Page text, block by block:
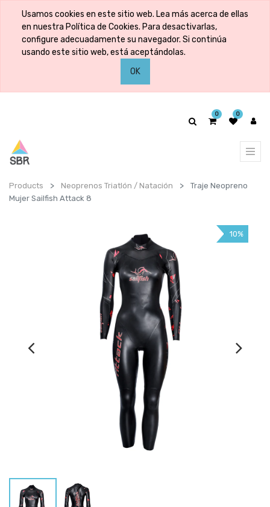
Usamos cookies en este sitio web. Lea más acerca de ellas
en nuestra Política de Cookies. Para desactivarlas,
configure adecuadamente su navegador. Si continúa
usando este sitio web, está aceptándolas.
OK
0 0
Products Neoprenos Triatlón / Natación
Traje Neopreno
Mujer Sailfish Attack 8
10%